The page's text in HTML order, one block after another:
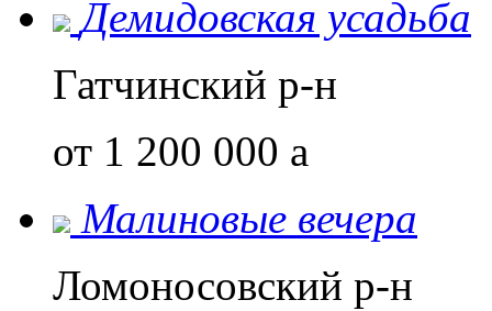
Демидовская усадьба
Гатчинский р-н
от 1 200 000 a
Малиновые вечера
Ломоносовский р-н